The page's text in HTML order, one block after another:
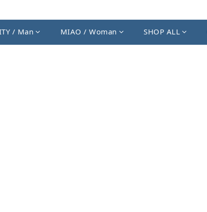
/ Man MIAO / Woman SHOP ALL